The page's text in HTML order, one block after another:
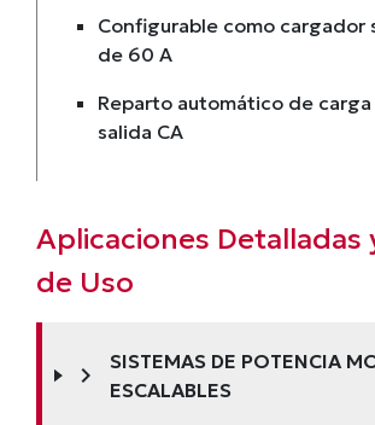
Configurable como cargador
de 60 A
Reparto automático de carga
salida CA
Aplicaciones Detalladas
de Uso
chevron_right
SISTEMAS DE POTENCIA
ESCALABLES